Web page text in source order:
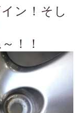
ン！そし
！！